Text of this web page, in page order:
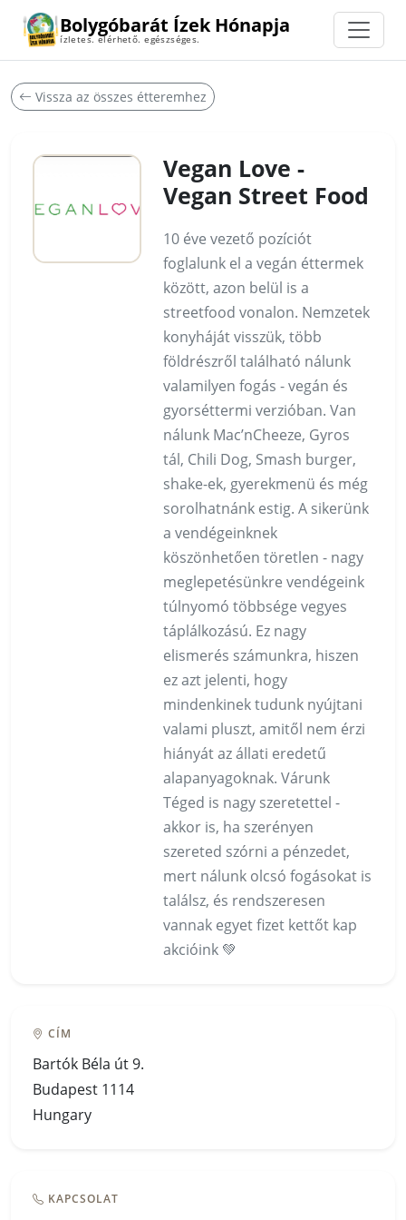
Bolygóbarát Ízek Hónapja
ízletes. elérhető. egészséges.
Vissza az összes étteremhez
Vegan Love -
Vegan Street Food
10 éve vezető pozíciót
foglalunk el a vegán éttermek
között, azon belül is a
streetfood vonalon. Nemzetek
konyháját visszük, több
földrészről található nálunk
valamilyen fogás - vegán és
gyorséttermi verzióban. Van
nálunk Mac’nCheeze, Gyros
tál, Chili Dog, Smash burger,
shake-ek, gyerekmenü és még
sorolhatnánk estig. A sikerünk
a vendégeinknek
köszönhetően töretlen - nagy
meglepetésünkre vendégeink
túlnyomó többsége vegyes
táplálkozású. Ez nagy
elismerés számunkra, hiszen
ez azt jelenti, hogy
mindenkinek tudunk nyújtani
valami pluszt, amitől nem érzi
hiányát az állati eredetű
alapanyagoknak. Várunk
Téged is nagy szeretettel -
akkor is, ha szerényen
szereted szórni a pénzedet,
mert nálunk olcsó fogásokat is
találsz, és rendszeresen
vannak egyet fizet kettőt kap
akcióink 💚
CÍM
Bartók Béla út 9.
Budapest 1114
Hungary
KAPCSOLAT